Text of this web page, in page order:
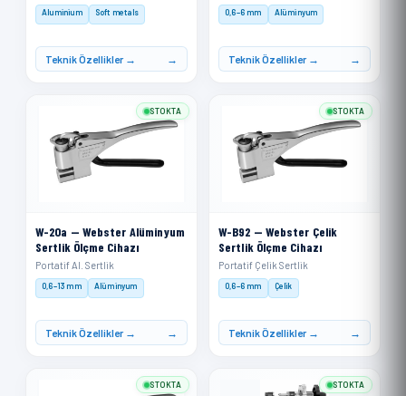
Aluminium Soft metals
Teknik Özellikler →
0,6–6 mm Alüminyum
Teknik Özellikler →
W-20a — Webster Alüminyum
Sertlik Ölçme Cihazı
Portatif Al. Sertlik
0,6–13 mm Alüminyum
Teknik Özellikler →
STOKTA
W-B92 — Webster Çelik
Sertlik Ölçme Cihazı
Portatif Çelik Sertlik
0,6–6 mm Çelik
Teknik Özellikler →
STOKTA
STOKTA STOKTA